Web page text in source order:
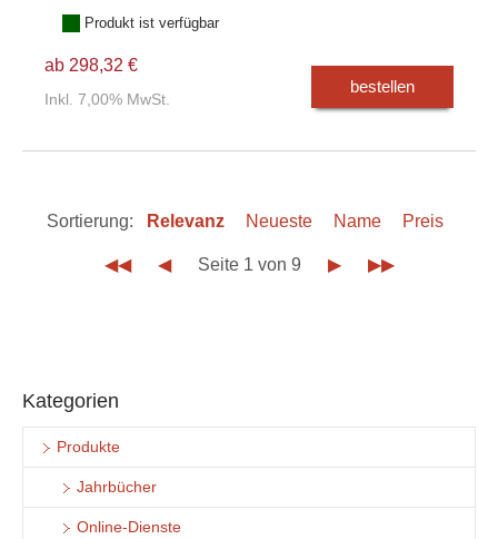
Produkt ist verfügbar
ab 298,32 €
Inkl. 7,00% MwSt.
bestellen
Sortierung: Relevanz Neueste Name Preis
◀◀ ◀ Seite 1 von 9 ▶ ▶▶
Kategorien
Produkte
Jahrbücher
Online-Dienste